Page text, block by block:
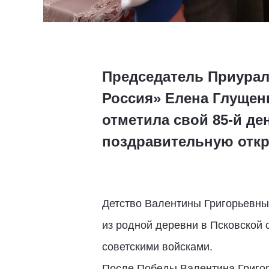
Председатель
Россия» Елена
отметила свой 85-й
поздравительную
Детство Валентины
из родной деревни в Псковской
советскими войсками.